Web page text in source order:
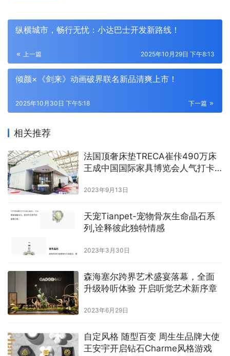
纵横城市，畅行无忧：小达巴士开发新路线！
上一篇 2025年10月29日 下午8:13
倾颜×《剑来》动画破界联名新品清爽上市！
下一篇
2025年10月30日 下午5:18
相关推荐
法国顶奢床垫TRECA崔佧490万床
王成中国国际家具博览会人气打卡
2023年9月13日
天宠Tianpet-宠物骨灰生命晶石系
列,诠释彼此独特情感
2023年3月30日
森海塞尔跨界艺术盛宴落幕，全面
升级聆听体验 开启听觉艺术新序章
2023年6月29日
自定风格 随型百变 周生生品牌大使
王安宇开启钻石Charme风格游戏